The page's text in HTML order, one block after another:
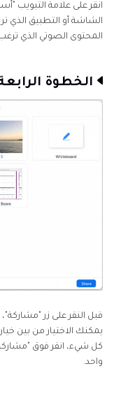
انقر على علامة التبويب
الشاشة أو التطبيق الذي
المحتوى الصوتي الذي
الخطوة
قبل النقر على زر
يمكنك الاختيار من بين
كل شيء، انقر فوق
واحد.